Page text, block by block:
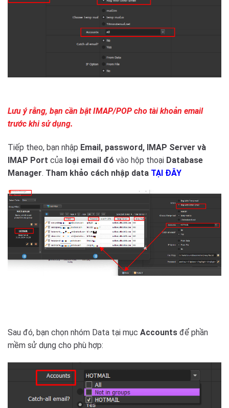
Lưu ý rằng, bạn cần bật IMAP/POP cho tài khoản email
trước khi sử dụng.
Tiếp theo, bạn nhập Email, password, IMAP Server và
IMAP Port của loại email đó vào hộp thoại Database
Manager. Tham khảo cách nhập data TẠI ĐÂY
Sau đó, bạn chọn nhóm Data tại mục Accounts để phần
mềm sử dụng cho phù hợp: